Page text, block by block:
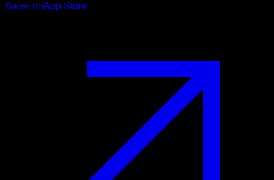
Baixe noApp Store